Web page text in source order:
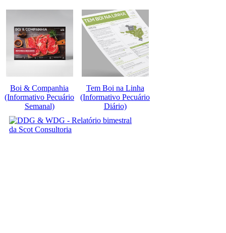
Boi & Companhia
(Informativo Pecuário
Semanal)
Tem Boi na Linha
(Informativo Pecuário
Diário)